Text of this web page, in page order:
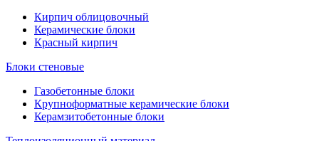
Кирпич облицовочный
Керамические блоки
Красный кирпич
Блоки стеновые
Газобетонные блоки
Крупноформатные керамические блоки
Керамзитобетонные блоки